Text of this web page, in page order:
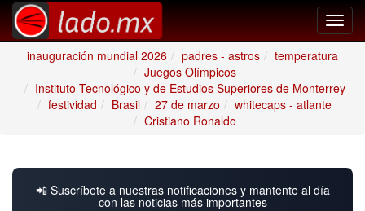
inauguración mundial 2026
padres - astros
temperatura
Juegos Olímpicos
Instituto Tecnológico y de Estudios Superiores de Monterrey
festividad
Brasil 27 de marzo
whitecaps - atlante
Cristiano Ronaldo
📲 Suscríbete a nuestras notificaciones y mantente al día
con las noticias más importantes